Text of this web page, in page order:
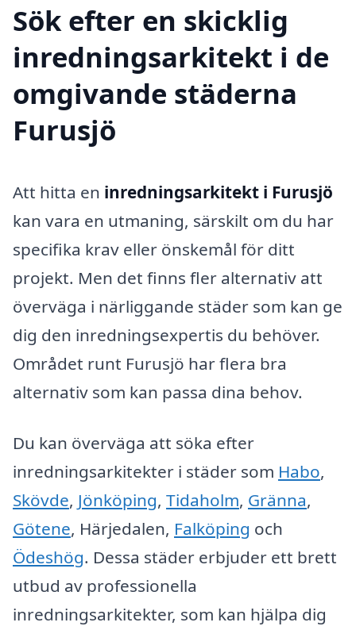
Sök efter en skicklig
inredningsarkitekt i de
omgivande städerna
Furusjö
Att hitta en inredningsarkitekt i Furusjö
kan vara en utmaning, särskilt om du har
specifika krav eller önskemål för ditt
projekt. Men det finns fler alternativ att
överväga i närliggande städer som kan ge
dig den inredningsexpertis du behöver.
Området runt Furusjö har flera bra
alternativ som kan passa dina behov.
Du kan överväga att söka efter
inredningsarkitekter i städer som Habo,
Skövde, Jönköping, Tidaholm, Gränna,
Götene, Härjedalen, Falköping och
Ödeshög. Dessa städer erbjuder ett brett
utbud av professionella
inredningsarkitekter, som kan hjälpa dig